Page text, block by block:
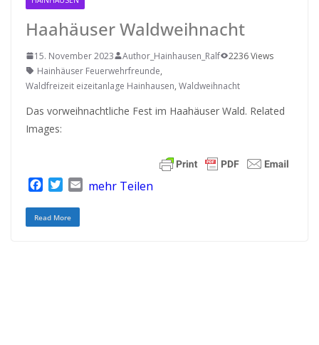
Haahäuser Waldweihnacht
15. November 2023 Author_Hainhausen_Ralf
2236 Views
Hainhäuser Feuerwehrfreunde,
Waldfreizeit eizeitanlage Hainhausen, Waldweihnacht
Das vorweihnachtliche Fest im Haahäuser Wald. Related
Images:
c
e
T
i
t
mehr Teilen
Read More